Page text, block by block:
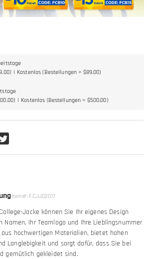
Kostenlos (Bestellungen > $89.00)
Kostenlos (Bestellungen > $500.00)
Item#: FCJJ02017
Jacke können Sie Ihr eigenes Design
Namen, Ihr Teamlogo und Ihre Lieblingsnummer
hochwertigen Materialien, bietet hohen
Langlebigkeit und sorgt dafür, dass Sie bei
gemütlich gekleidet sind.